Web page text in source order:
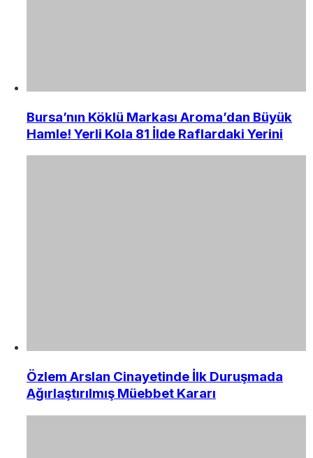
Bursa’nın Köklü Markası Aroma’dan Büyük
Hamle! Yerli Kola 81 İlde Raflardaki Yerini
Özlem Arslan Cinayetinde İlk Duruşmada
Ağırlaştırılmış Müebbet Kararı